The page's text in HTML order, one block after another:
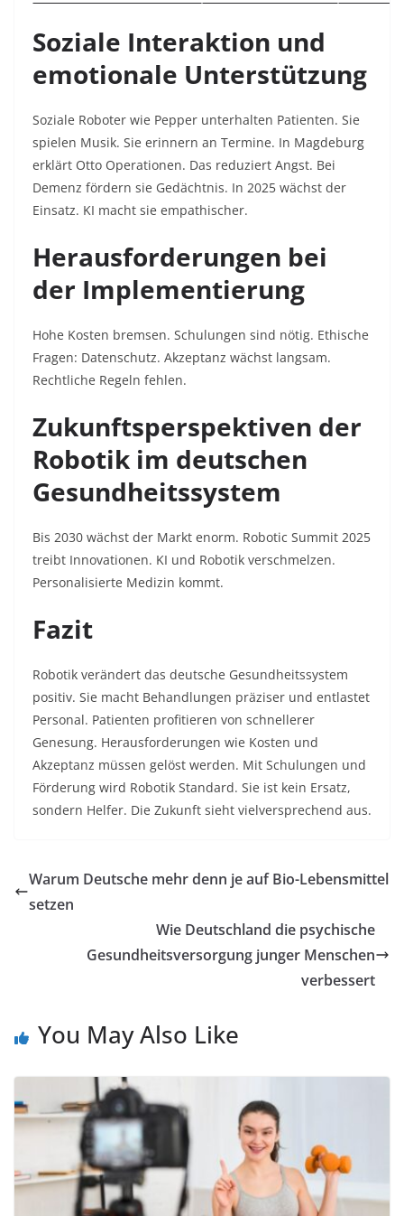
Soziale Interaktion und
emotionale Unterstützung
Soziale Roboter wie Pepper unterhalten Patienten. Sie
spielen Musik. Sie erinnern an Termine. In Magdeburg
erklärt Otto Operationen. Das reduziert Angst. Bei
Demenz fördern sie Gedächtnis. In 2025 wächst der
Einsatz. KI macht sie empathischer.
Herausforderungen bei
der Implementierung
Hohe Kosten bremsen. Schulungen sind nötig. Ethische
Fragen: Datenschutz. Akzeptanz wächst langsam.
Rechtliche Regeln fehlen.
Zukunftsperspektiven der
Robotik im deutschen
Gesundheitssystem
Bis 2030 wächst der Markt enorm. Robotic Summit 2025
treibt Innovationen. KI und Robotik verschmelzen.
Personalisierte Medizin kommt.
Fazit
Robotik verändert das deutsche Gesundheitssystem
positiv. Sie macht Behandlungen präziser und entlastet
Personal. Patienten profitieren von schnellerer
Genesung. Herausforderungen wie Kosten und
Akzeptanz müssen gelöst werden. Mit Schulungen und
Förderung wird Robotik Standard. Sie ist kein Ersatz,
sondern Helfer. Die Zukunft sieht vielversprechend aus.
Warum Deutsche mehr denn je auf Bio-Lebensmittel
setzen
Wie Deutschland die psychische
Gesundheitsversorgung junger Menschen
verbessert
You May Also Like